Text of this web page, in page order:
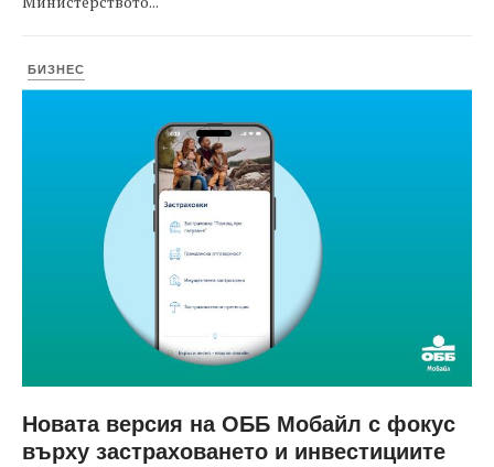
БИЗНЕС
Новата версия на ОББ Мобайл с фокус
върху застраховането и инвестициите